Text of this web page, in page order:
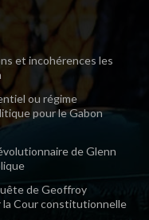
et incohérences les
ou régime
pour le Gabon
de Glenn
de Geoffroy
la Cour constitutionnelle